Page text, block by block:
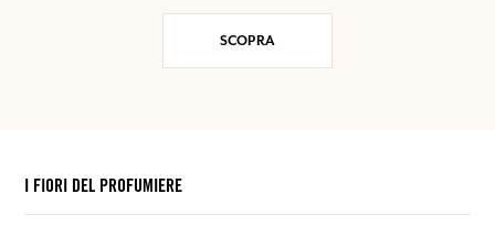
SCOPRA
I FIORI DEL PROFUMIERE